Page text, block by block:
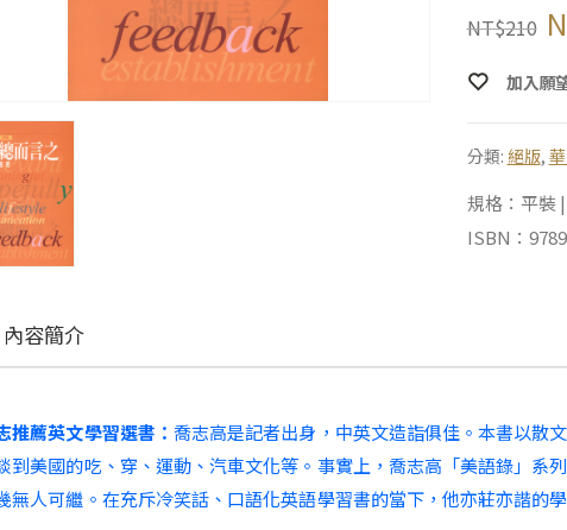
NT$210
加入願
分類: 絕版,
規格：平裝
ISBN：
內容簡介
推薦英文學習選書： 喬志高是記者出身，中英文造詣俱佳。本書以散
到美國的吃、穿、運動、汽車文化等。事實上，喬志高「美語錄」系
無人可繼。在充斥冷笑話、口語化英語學習書的當下，他亦莊亦諧的